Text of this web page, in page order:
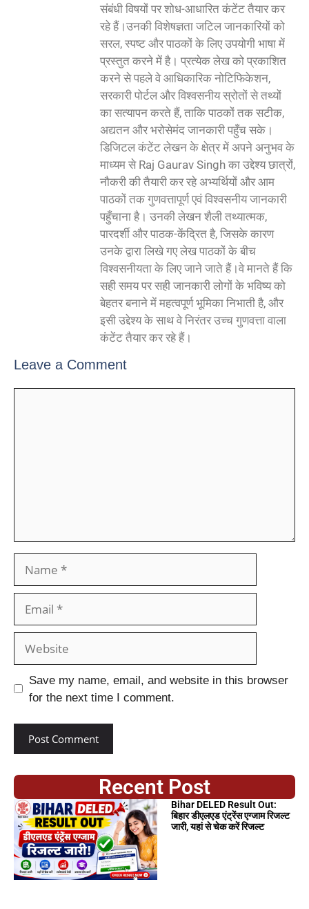
संबंधी विषयों पर शोध-आधारित कंटेंट तैयार कर
रहे हैं।उनकी विशेषज्ञता जटिल जानकारियों को
सरल, स्पष्ट और पाठकों के लिए उपयोगी भाषा में
प्रस्तुत करने में है। प्रत्येक लेख को प्रकाशित
करने से पहले वे आधिकारिक नोटिफिकेशन,
सरकारी पोर्टल और विश्वसनीय स्रोतों से तथ्यों
का सत्यापन करते हैं, ताकि पाठकों तक सटीक,
अद्यतन और भरोसेमंद जानकारी पहुँच सके।
डिजिटल कंटेंट लेखन के क्षेत्र में अपने अनुभव के
माध्यम से Raj Gaurav Singh का उद्देश्य छात्रों,
नौकरी की तैयारी कर रहे अभ्यर्थियों और आम
पाठकों तक गुणवत्तापूर्ण एवं विश्वसनीय जानकारी
पहुँचाना है। उनकी लेखन शैली तथ्यात्मक,
पारदर्शी और पाठक-केंद्रित है, जिसके कारण
उनके द्वारा लिखे गए लेख पाठकों के बीच
विश्वसनीयता के लिए जाने जाते हैं।वे मानते हैं कि
सही समय पर सही जानकारी लोगों के भविष्य को
बेहतर बनाने में महत्वपूर्ण भूमिका निभाती है, और
इसी उद्देश्य के साथ वे निरंतर उच्च गुणवत्ता वाला
कंटेंट तैयार कर रहे हैं।
Leave a Comment
Save my name, email, and website in this browser
for the next time I comment.
Recent Post
Bihar DELED Result Out:
बिहार डीएलएड एंट्रेंस एग्जाम रिजल्ट
जारी, यहां से चेक करें रिजल्ट